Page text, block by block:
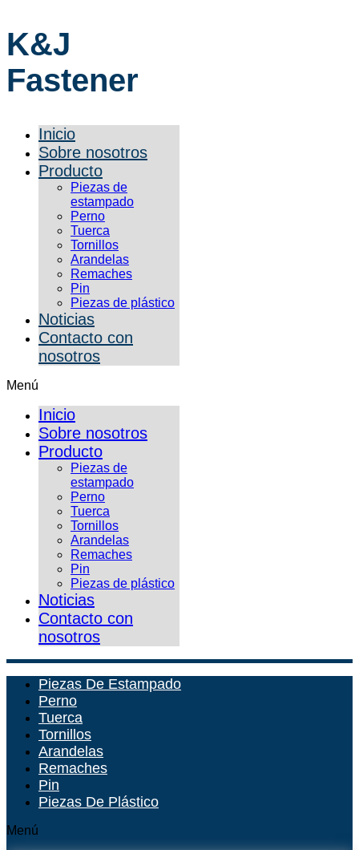
K&J
Fastener
Inicio
Sobre nosotros
Producto
Piezas de
estampado
Perno
Tuerca
Tornillos
Arandelas
Remaches
Pin
Piezas de plástico
Noticias
Contacto con
nosotros
Menú
Inicio
Sobre nosotros
Producto
Piezas de
estampado
Perno
Tuerca
Tornillos
Arandelas
Remaches
Pin
Piezas de plástico
Noticias
Contacto con
nosotros
Piezas De Estampado
Perno
Tuerca
Tornillos
Arandelas
Remaches
Pin
Piezas De Plástico
Menú